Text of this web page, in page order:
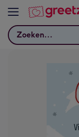
Bekijk meer
Zoeken